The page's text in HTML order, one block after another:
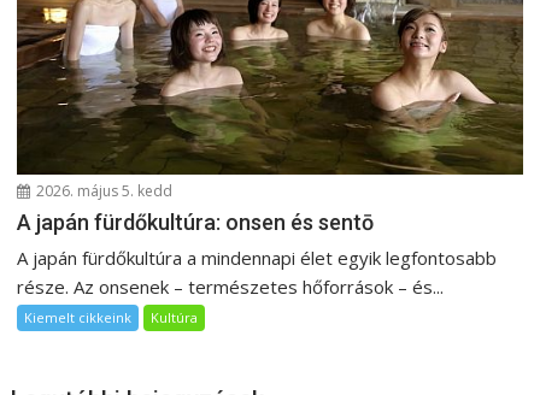
2026. május 5. kedd
A japán fürdőkultúra: onsen és sentō
A japán fürdőkultúra a mindennapi élet egyik legfontosabb
része. Az onsenek – természetes hőforrások – és...
Kiemelt cikkeink Kultúra